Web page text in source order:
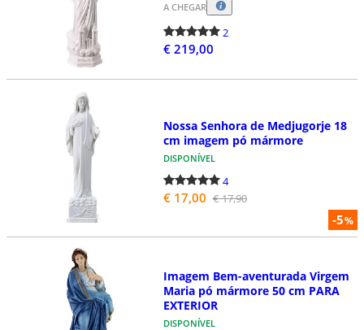
A CHEGAR
2
€ 219,00
-5%
Nossa Senhora de Medjugorje 18
cm imagem pó mármore
DISPONÍVEL
4
€ 17,00 € 17,90
Imagem Bem-aventurada Virgem
Maria pó mármore 50 cm PARA
EXTERIOR
DISPONÍVEL